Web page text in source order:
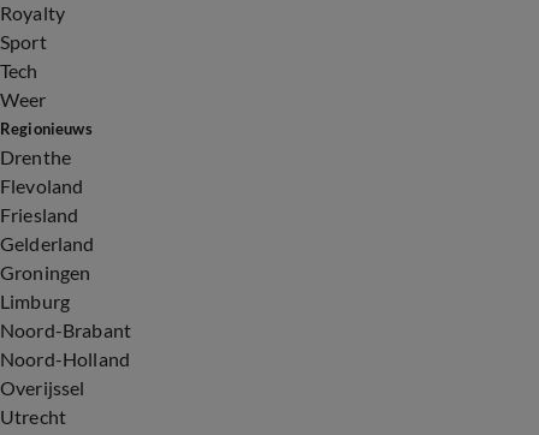
Royalty
Sport
Tech
Weer
Regionieuws
Drenthe
Flevoland
Friesland
Gelderland
Groningen
Limburg
Noord-Brabant
Noord-Holland
Overijssel
Utrecht